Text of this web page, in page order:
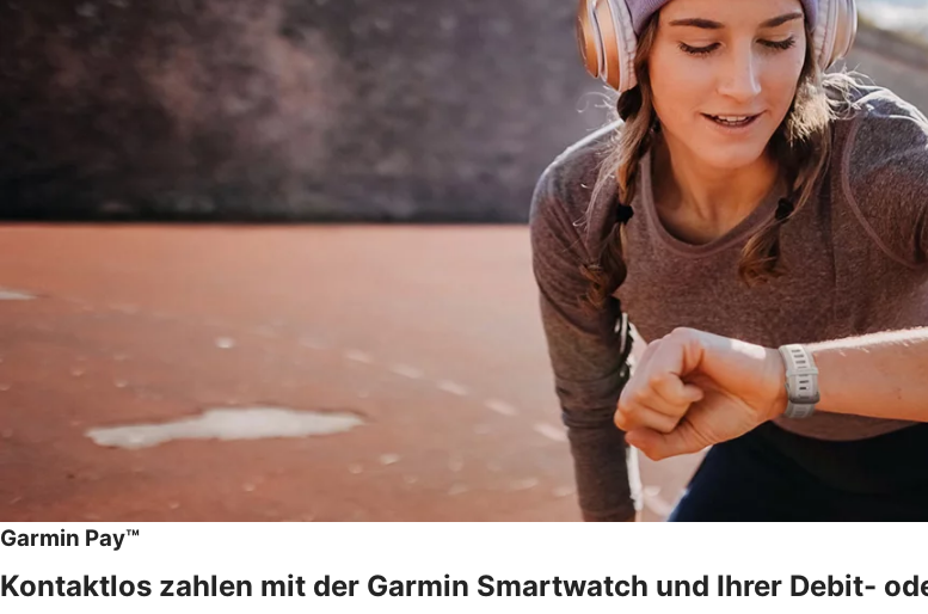
Garmin Pay™
Kontaktlos zahlen mit der Garmin Smartwatch und Ihrer Debit-